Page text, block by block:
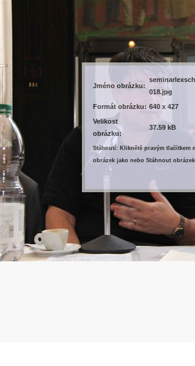
Jméno obrázku:
018.jpg
Formát obrázku: 640 x 427
Velikost
obrázku:
37.59 kB
Stáhnutí: Kliknětě pravým tlačítkem
obrázek jako nebo Stáhnout